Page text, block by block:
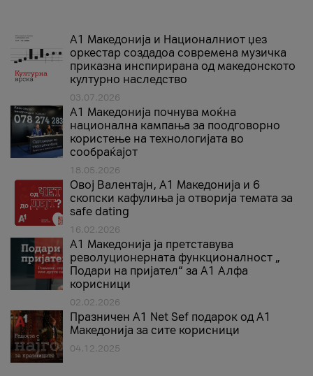
А1 Македонија и Националниот џез
оркестар создадоа современа музичка
приказна инспирирана од македонското
културно наследство
03.07.2026
A1 Македонија почнува моќна
национална кампања за поодговорно
користење на технологијата во
сообраќајот
18.05.2026
Овој Валентајн, A1 Македонија и 6
скопски кафулиња ја отворија темата за
safe dating
16.02.2026
А1 Македонија ја претставува
револуционерната функционалност „
Подари на пријател“ за А1 Алфа
корисници
02.02.2026
Празничен A1 Net Sеf подарок од А1
Македонија за сите корисници
04.12.2025